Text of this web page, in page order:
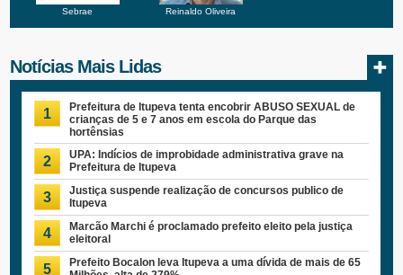
Sebrae Reinaldo Oliveira
Notícias Mais Lidas
1
Prefeitura de Itupeva tenta encobrir ABUSO SEXUAL de
crianças de 5 e 7 anos em escola do Parque das
hortênsias
2
UPA: Indícios de improbidade administrativa grave na
Prefeitura de Itupeva
3
Justiça suspende realização de concursos publico de
Itupeva
4
Marcão Marchi é proclamado prefeito eleito pela justiça
eleitoral
5
Prefeito Bocalon leva Itupeva a uma dívida de mais de 65